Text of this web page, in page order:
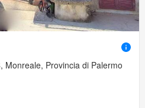
Monreale, Provincia di Palermo